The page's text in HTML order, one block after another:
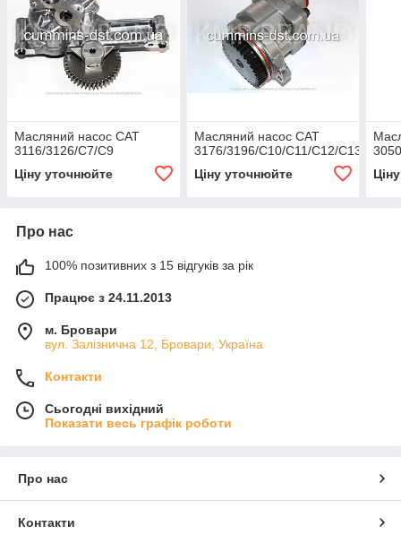
Масляний насос CAT
3116/3126/C7/C9
Ціну уточнюйте
Масляний насос CAT
3176/3196/C10/C11/C12/C13
Ціну уточнюйте
Про нас
100% позитивних з 15 відгуків за рік
Працює з 24.11.2013
м. Бровари
вул. Залізнична 12, Бровари, Україна
Контакти
Сьогодні вихідний
Показати весь графік роботи
Про нас
Контакти